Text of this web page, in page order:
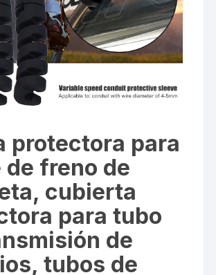
protectora para
de freno de
cubierta
para tubo
de
tubos de